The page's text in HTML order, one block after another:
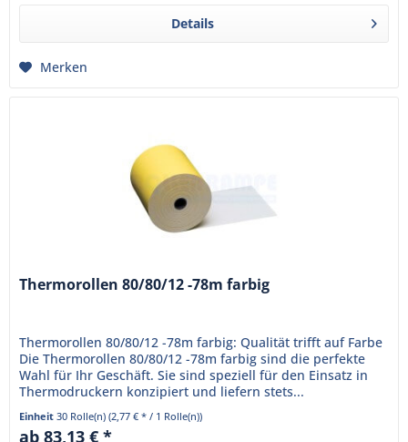
Details
Merken
Thermorollen 80/80/12 -78m farbig
Thermorollen 80/80/12 -78m farbig: Qualität trifft auf Farbe
Die Thermorollen 80/80/12 -78m farbig sind die perfekte
Wahl für Ihr Geschäft. Sie sind speziell für den Einsatz in
Thermodruckern konzipiert und liefern stets...
Einheit30 Rolle(n)(2,77 € * / 1 Rolle(n))
ab 83,13 € *